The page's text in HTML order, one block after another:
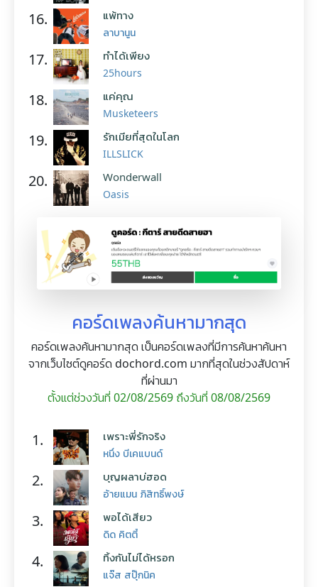
16. แพ้ทาง
ลาบานูน
17. ทำได้เพียง
25hours
18. แค่คุณ
Musketeers
19. รักเมียที่สุดในโลก
ILLSLICK
20. Wonderwall
Oasis
คอร์ดเพลงค้นหามากสุด
คอร์ดเพลงค้นหามากสุด เป็นคอร์ดเพลงที่มีการค้นหาค้นหา
จากเว็บไซต์ดูคอร์ด dochord.com มากที่สุดในช่วงสัปดาห์
ที่ผ่านมา
ตั้งแต่ช่วงวันที่ 02/08/2569 ถึงวันที่ 08/08/2569
1. เพราะพี่รักจริง
หนึ่ง บีเคแบนด์
2. บุญผลาบ่ฮอด
อ้ายแมน ภิสิทธิ์พงษ์
3. พอได้เสียว
ดิด คิตตี้
4. ทิ้งกันไม่ได้หรอก
แจ๊ส สปุ๊กนิค